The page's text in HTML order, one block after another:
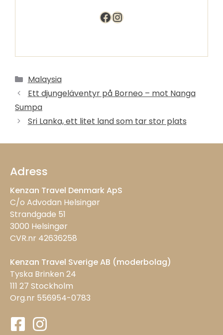
Facebook Instagram
Kategorier
Malaysia
Ett djungeläventyr på Borneo – mot Nanga
Sumpa
Sri Lanka, ett litet land som tar stor plats
Adress
Kenzan Travel Denmark ApS
C/o Advodan Helsingør
Strandgade 51
3000 Helsingør
CVR.nr 42636258
Kenzan Travel Sverige AB (moderbolag)
Tyska Brinken 24
111 27 Stockholm
Org.nr 556954-0783